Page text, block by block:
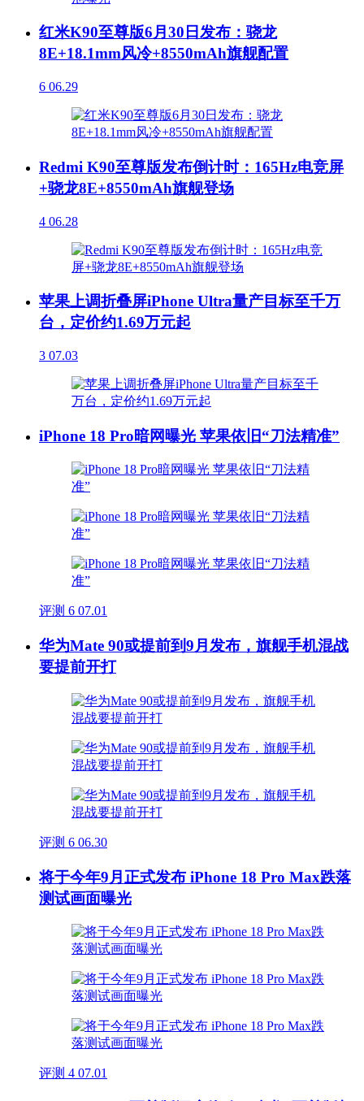
红米K90至尊版6月30日发布：骁龙
8E+18.1mm风冷+8550mAh旗舰配置
6 06.29
Redmi K90至尊版发布倒计时：165Hz电竞屏
+骁龙8E+8550mAh旗舰登场
4 06.28
苹果上调折叠屏iPhone Ultra量产目标至千万
台，定价约1.69万元起
3 07.03
iPhone 18 Pro暗网曝光 苹果依旧“刀法精准”
评测 6 07.01
华为Mate 90或提前到9月发布，旗舰手机混战
要提前开打
评测 6 06.30
将于今年9月正式发布 iPhone 18 Pro Max跌落
测试画面曝光
评测 4 07.01